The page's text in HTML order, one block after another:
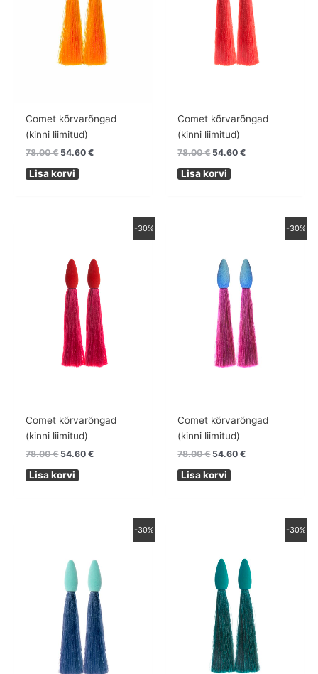
Comet kõrvarõngad
(kinni liimitud)
78.00€ 54.60€
Lisa korvi
Comet kõrvarõngad
(kinni liimitud)
78.00€ 54.60€
Lisa korvi
-30%
Comet kõrvarõngad
(kinni liimitud)
78.00€
78.00 €.
54.60€
54.60 €.
Lisa korvi
-30%
Comet kõrvarõngad
(kinni liimitud)
78.00€
78.00 €.
54.60€
54.60 €.
Lisa korvi
-30%
78.00 €.54.60 €.
-30%
78.00 €.54.60 €.